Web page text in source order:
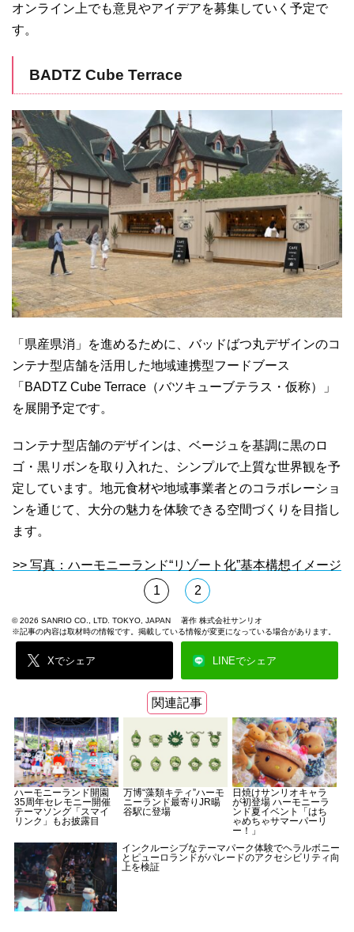
オンライン上でも意見やアイデアを募集していく予定で
す。
BADTZ Cube Terrace
「県産県消」を進めるために、バッドばつ丸デザインのコ
ンテナ型店舗を活用した地域連携型フードブース
「BADTZ Cube Terrace（バツキューブテラス・仮称）」
を展開予定です。
コンテナ型店舗のデザインは、ベージュを基調に黒のロ
ゴ・黒リボンを取り入れた、シンプルで上質な世界観を予
定しています。地元食材や地域事業者とのコラボレーショ
ンを通じて、大分の魅力を体験できる空間づくりを目指し
ます。
>> 写真：ハーモニーランド“リゾート化”基本構想イメージ
1
2
© 2026 SANRIO CO., LTD. TOKYO, JAPAN 著作 株式会社サンリオ
※記事の内容は取材時の情報です。掲載している情報が変更になっている場合があります。
Xでシェア LINEでシェア
関連記事
ハーモニーランド開園
35周年セレモニー開催
テーマソング「スマイ
リンク」もお披露目
万博“藻類キティ”ハーモ
ニーランド最寄りJR暘
谷駅に登場
日焼けサンリオキャラ
が初登場 ハーモニーラ
ンド夏イベント「はち
ゃめちゃサマーパーリ
ー！」
インクルーシブなテーマパーク体験でヘラルボニー
とピューロランドがパレードのアクセシビリティ向
上を検証